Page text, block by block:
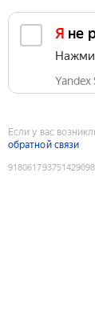
Я
Yandex
Если у вас
обратной связи